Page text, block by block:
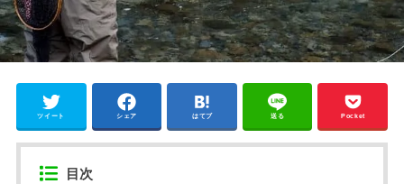
ツイート シェア はてブ 送る Pocket
目次